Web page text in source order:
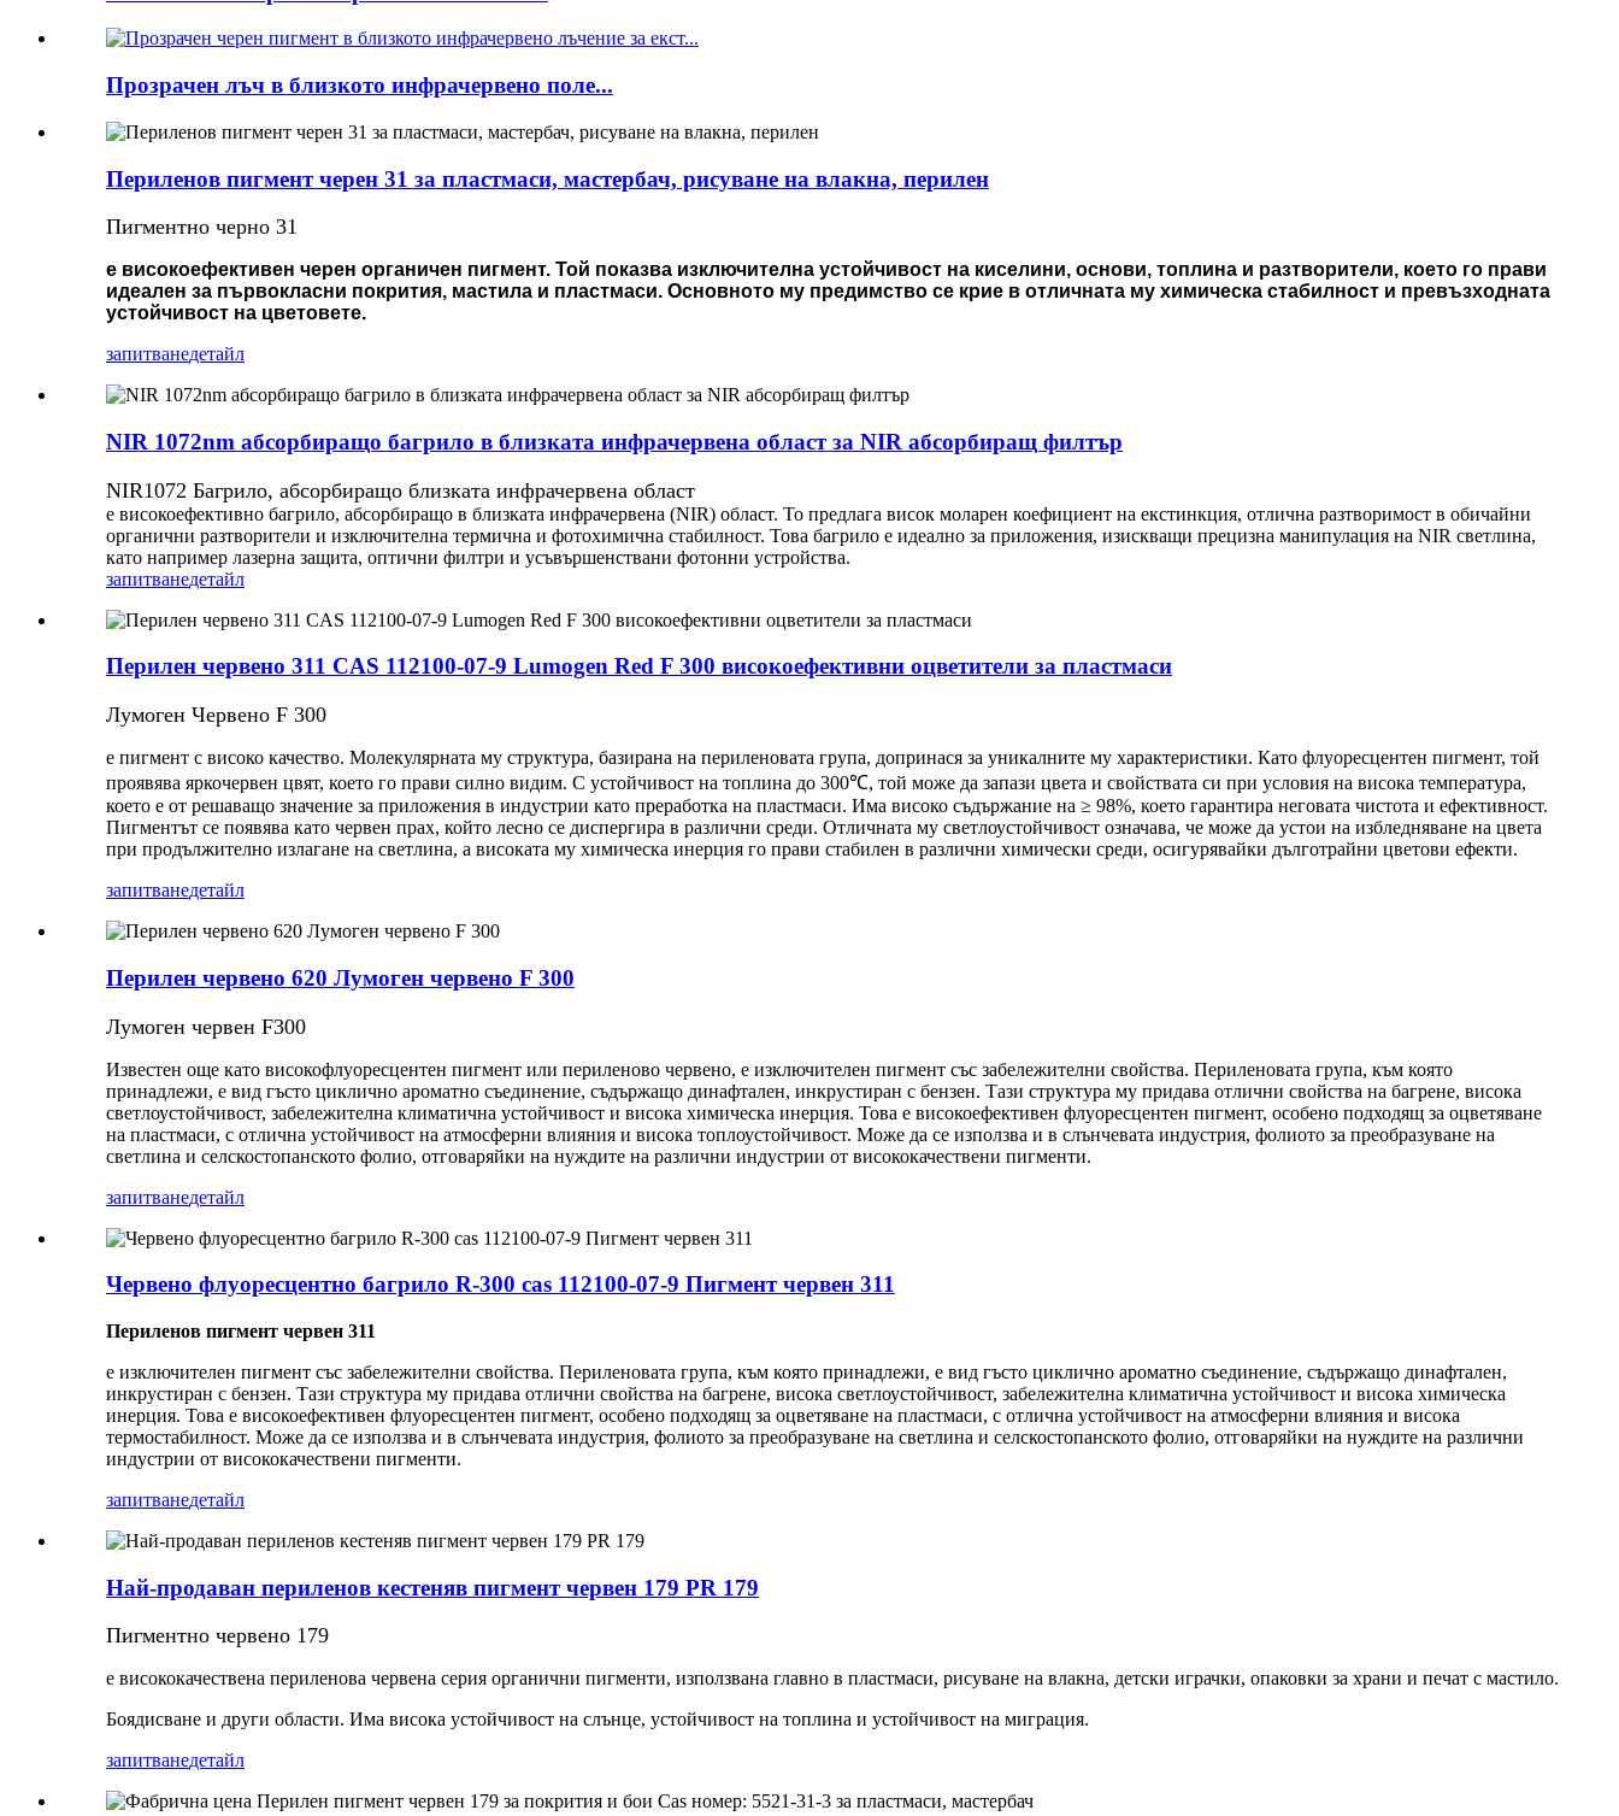
Прозрачен лъч в близкото инфрачервено поле...
Периленов пигмент черен 31 за пластмаси, мастербач, рисуване на влакна, перилен
Пигментно черно 31
е високоефективен черен органичен пигмент. Той показва изключителна устойчивост на киселини, основи, топлина и разтворители, което го прави
идеален за първокласни покрития, мастила и пластмаси. Основното му предимство се крие в отличната му химическа стабилност и превъзходната
устойчивост на цветовете.
запитванедетайл
NIR 1072nm абсорбиращо багрило в близката инфрачервена област за NIR абсорбиращ филтър
NIR1072 Багрило, абсорбиращо близката инфрачервена област
е високоефективно багрило, абсорбиращо в близката инфрачервена (NIR) област. То предлага висок моларен коефициент на екстинкция, отлична разтворимост в обичайни
органични разтворители и изключителна термична и фотохимична стабилност. Това багрило е идеално за приложения, изискващи прецизна манипулация на NIR светлина,
като например лазерна защита, оптични филтри и усъвършенствани фотонни устройства.
запитванедетайл
Перилен червено 311 CAS 112100-07-9 Lumogen Red F 300 високоефективни оцветители за пластмаси
Лумоген Червено F 300
е пигмент с високо качество. Молекулярната му структура, базирана на периленовата група, допринася за уникалните му характеристики. Като флуоресцентен пигмент, той
проявява яркочервен цвят, което го прави силно видим. С устойчивост на топлина до 300℃, той може да запази цвета и свойствата си при условия на висока температура,
което е от решаващо значение за приложения в индустрии като преработка на пластмаси. Има високо съдържание на ≥ 98%, което гарантира неговата чистота и ефективност.
Пигментът се появява като червен прах, който лесно се диспергира в различни среди. Отличната му светлоустойчивост означава, че може да устои на избледняване на цвета
при продължително излагане на светлина, а високата му химическа инерция го прави стабилен в различни химически среди, осигурявайки дълготрайни цветови ефекти.
запитванедетайл
Перилен червено 620 Лумоген червено F 300
Лумоген червен F300
Известен още като високофлуоресцентен пигмент или периленово червено, е изключителен пигмент със забележителни свойства. Периленовата група, към която
принадлежи, е вид гъсто циклично ароматно съединение, съдържащо динафтален, инкрустиран с бензен. Тази структура му придава отлични свойства на багрене, висока
светлоустойчивост, забележителна климатична устойчивост и висока химическа инерция. Това е високоефективен флуоресцентен пигмент, особено подходящ за оцветяване
на пластмаси, с отлична устойчивост на атмосферни влияния и висока топлоустойчивост. Може да се използва и в слънчевата индустрия, фолиото за преобразуване на
светлина и селскостопанското фолио, отговаряйки на нуждите на различни индустрии от висококачествени пигменти.
запитванедетайл
Червено флуоресцентно багрило R-300 cas 112100-07-9 Пигмент червен 311
Периленов пигмент червен 311
е изключителен пигмент със забележителни свойства. Периленовата група, към която принадлежи, е вид гъсто циклично ароматно съединение, съдържащо динафтален,
инкрустиран с бензен. Тази структура му придава отлични свойства на багрене, висока светлоустойчивост, забележителна климатична устойчивост и висока химическа
инерция. Това е високоефективен флуоресцентен пигмент, особено подходящ за оцветяване на пластмаси, с отлична устойчивост на атмосферни влияния и висока
термостабилност. Може да се използва и в слънчевата индустрия, фолиото за преобразуване на светлина и селскостопанското фолио, отговаряйки на нуждите на различни
индустрии от висококачествени пигменти.
запитванедетайл
Най-продаван периленов кестеняв пигмент червен 179 PR 179
Пигментно червено 179
е висококачествена периленова червена серия органични пигменти, използвана главно в пластмаси, рисуване на влакна, детски играчки, опаковки за храни и печат с мастило.
Боядисване и други области. Има висока устойчивост на слънце, устойчивост на топлина и устойчивост на миграция.
запитванедетайл